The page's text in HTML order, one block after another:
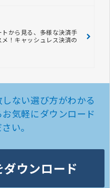
から見る、多様な決済手
！キャッシュレス決済の
ない選び方がわかる
気軽にダウンロード
い。
ウンロード